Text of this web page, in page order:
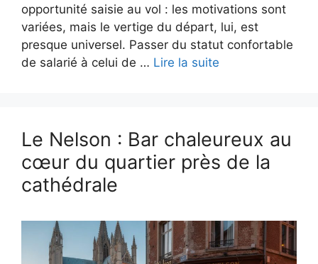
opportunité saisie au vol : les motivations sont
variées, mais le vertige du départ, lui, est
presque universel. Passer du statut confortable
de salarié à celui de … Lire la suite
Le Nelson : Bar chaleureux au
cœur du quartier près de la
cathédrale